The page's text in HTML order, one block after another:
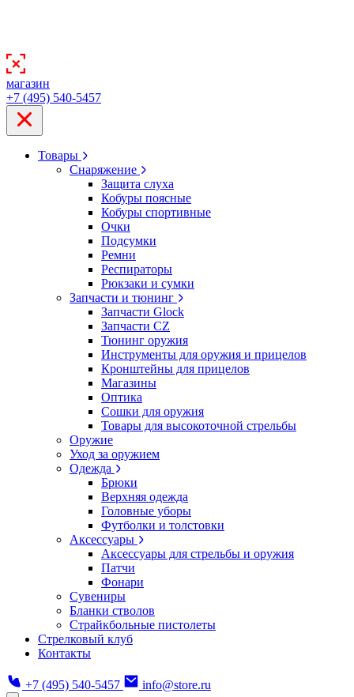
магазин
+7 (495) 540-5457
Товары
Снаряжение
Защита слуха
Кобуры поясные
Кобуры спортивные
Очки
Подсумки
Ремни
Респираторы
Рюкзаки и сумки
Запчасти и тюнинг
Запчасти Glock
Запчасти CZ
Тюнинг оружия
Инструменты для оружия и прицелов
Кронштейны для прицелов
Магазины
Оптика
Сошки для оружия
Товары для высокоточной стрельбы
Оружие
Уход за оружием
Одежда
Брюки
Верхняя одежда
Головные уборы
Футболки и толстовки
Аксессуары
Аксессуары для стрельбы и оружия
Патчи
Фонари
Сувениры
Бланки стволов
Страйкбольные пистолеты
Стрелковый клуб
Контакты
+7 (495) 540-5457 info@store.ru